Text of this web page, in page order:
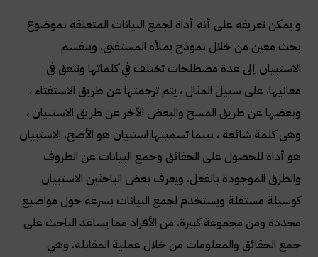
و يمكن تعريفه على أنه أداة لجمع البيانات المتعلقة بموضوع
بحث معين من خلال نموذج يملأه المستفتى. وينقسم
الاستبيان إلى عدة مصطلحات تختلف في كلماتها وتتفق في
معانيها. على سبيل المثال ، يتم ترجمتها عن طريق الاستفتاء ،
وبعضها عن طريق المسح والبعض الآخر عن طريق الاستبيان ،
وهي كلمة شائعة ، بينما تسميتها استبيان هو الأصح. الاستبيان
هو أداة للحصول على الحقائق وجمع البيانات عن الظروف
والطرق الموجودة بالفعل. ويعرف بعض الباحثين الاستبيان
كوسيلة مستقلة ويستخدم لجمع البيانات بسرعة حول مواضيع
محددة ومن مجموعة كبيرة. من الأفراد مما يساعد الباحث على
جمع الحقائق والمعلومات من خلال عملية المقابلة. وهي